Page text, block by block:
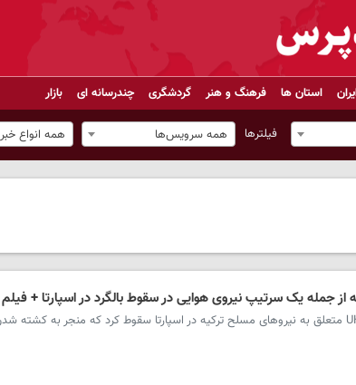
استان ها فرهنگ و هنر گردشگری چندرسانه ای بازار
فیلترها همه سرویس‌ها همه انواع خبر